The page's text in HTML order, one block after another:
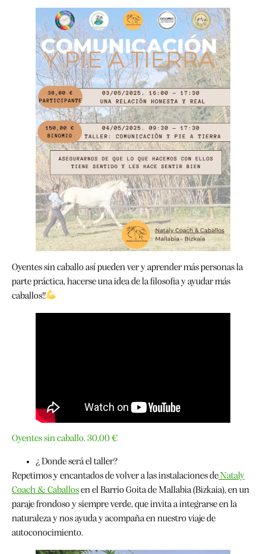
Oyentes sin caballo así pueden ver y aprender más personas la
parte práctica, hacerse una idea de la filosofia y ayudar más
caballos!!
Oyentes sin caballo. 30,00 €
¿ Donde será el taller?
Repetimos y encantados de volver a las instalaciones deNataly
Coach & Caballosen el Barrio Goita de Mallabia (Bizkaia), en un
paraje frondoso y siempre verde, que invita a integrarse en la
naturaleza y nos ayuda y acompaña en nuestro viaje de
autoconocimiento.